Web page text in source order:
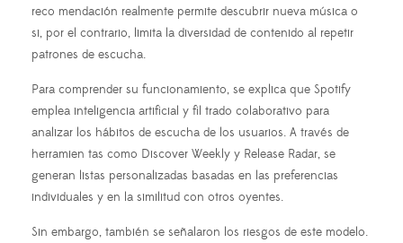
reco mendación realmente permite descubrir nueva música o
si, por el contrario, limita la diversidad de contenido al repetir
patrones de escucha.
Para comprender su funcionamiento, se explica que Spotify
emplea inteligencia artificial y fil trado colaborativo para
analizar los hábitos de escucha de los usuarios. A través de
herramien tas como Discover Weekly y Release Radar, se
generan listas personalizadas basadas en las preferencias
individuales y en la similitud con otros oyentes.
Sin embargo, también se señalaron los riesgos de este modelo.